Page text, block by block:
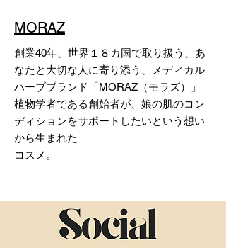
MORAZ
創業40年、世界１８カ国で取り扱う、あ
なたと大切な人に寄り添う、メディカル
ハーブブランド「MORAZ（モラズ）」
植物学者である創始者が、娘の肌のコン
ディションをサポートしたいという想い
から生まれた
​コスメ。